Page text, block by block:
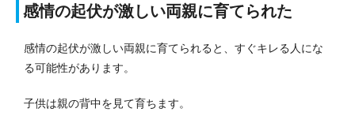
感情の起伏が激しい両親に育てられた
感情の起伏が激しい両親に育てられると、すぐキレる人にな
る可能性があります。
子供は親の背中を見て育ちます。